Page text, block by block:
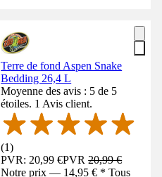
Terre de fond Aspen Snake
Bedding 26,4 L
Moyenne des avis : 5 de 5
étoiles. 1 Avis client.
(1)
PVR: 20,99 €PVR20,99 €
Notre prix — 14,95 € * Tous